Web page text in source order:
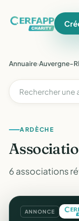
Annuaire›Auvergne-
ARDÈCHE
6 associations
ANNONCE